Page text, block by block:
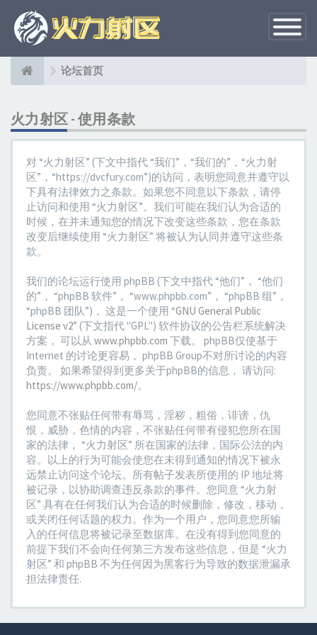
切
换
导
论坛首页
火力射区 - 使用条款
对 “火力射区” (下文中指代 “我们”，“我们的”，“火力射
区”，“https://dvcfury.com”)的访问，表明您同意并遵守以
下具有法律效力之条款。如果您不同意以下条款，请停
止访问和使用 “火力射区”。我们可能在我们认为合适的
时候，在并未通知您的情况下改变这些条款，您在条款
改变后继续使用 “火力射区” 将被认为认同并遵守这些条
款。
我们的论坛运行使用 phpBB (下文中指代 “他们”， “他们
的”， “phpBB 软件”， “www.phpbb.com”， “phpBB 组”，
“phpBB 团队”)， 这是一个使用 “GNU General Public
License v2” (下文指代 "GPL") 软件协议的公告栏系统解决
方案， 可以从 www.phpbb.com 下载。 phpBB仅使基于
Internet 的讨论更容易， phpBB Group不对所讨论的内容
负责。 如果希望得到更多关于phpBB的信息， 请访问:
https://www.phpbb.com/。
您同意不张贴任何带有辱骂，淫秽，粗俗，诽谤，仇
恨，威胁，色情的内容，不张贴任何带有侵犯您所在国
家的法律， “火力射区” 所在国家的法律，国际公法的内
容。以上的行为可能会使您在未得到通知的情况下被永
远禁止访问这个论坛。所有帖子发表所使用的 IP 地址将
被记录，以协助调查违反条款的事件。您同意 “火力射
区” 具有在任何我们认为合适的时候删除，修改，移动，
或关闭任何话题的权力。作为一个用户，您同意您所输
入的任何信息将被记录至数据库。在没有得到您同意的
前提下我们不会向任何第三方发布这些信息，但是 “火力
射区” 和 phpBB 不为任何因为黑客行为导致的数据泄漏承
担法律责任.